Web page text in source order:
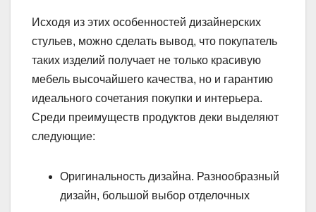
Исходя из этих особенностей дизайнерских
стульев, можно сделать вывод, что покупатель
таких изделий получает не только красивую
мебель высочайшего качества, но и гарантию
идеального сочетания покупки и интерьера.
Среди преимуществ продуктов деки выделяют
следующие:
Оригинальность дизайна. Разнообразный
дизайн, большой выбор отделочных